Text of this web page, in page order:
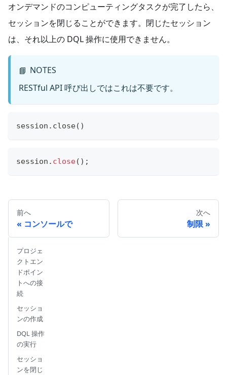
オンデマンドのコンピューティングタスクが完了したら、
セッションを閉じることができます。閉じたセッション
は、それ以上の DQL 操作に使用できません。
📘 NOTES
RESTful API 呼び出しではこれは不要です。
session . close( )
session . close( ) ;
前へ
コンソールで
次へ
制限
プロジェ
クトエン
ドポイン
トへの接
続
セッショ
ンの作成
DQL 操作
の実行
セッショ
ンを閉じ